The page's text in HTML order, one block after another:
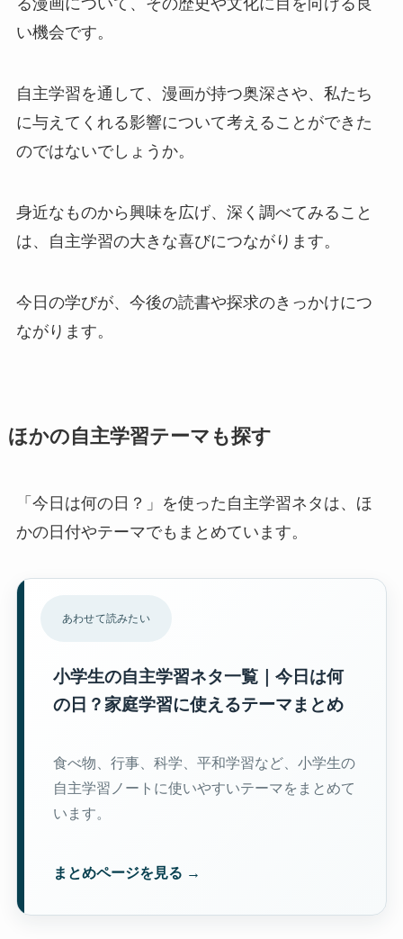
る漫画について、その歴史や文化に目を向ける良
い機会です。
自主学習を通して、漫画が持つ奥深さや、私たち
に与えてくれる影響について考えることができた
のではないでしょうか。
身近なものから興味を広げ、深く調べてみること
は、自主学習の大きな喜びにつながります。
今日の学びが、今後の読書や探求のきっかけにつ
ながります。
ほかの自主学習テーマも探す
「今日は何の日？」を使った自主学習ネタは、ほ
かの日付やテーマでもまとめています。
あわせて読みたい
小学生の自主学習ネタ一覧｜今日は何
の日？家庭学習に使えるテーマまとめ
食べ物、行事、科学、平和学習など、小学生の
自主学習ノートに使いやすいテーマをまとめて
います。
まとめページを見る →